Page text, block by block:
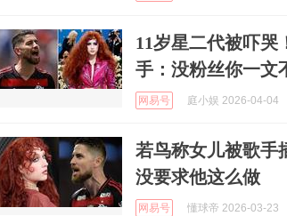
11岁星二代被吓哭
手：没粉丝你一文
网易号 庭小娱 2026-04-04
若鸟称女儿被歌手
没要求他这么做
网易号 懂球帝 2026-03-23